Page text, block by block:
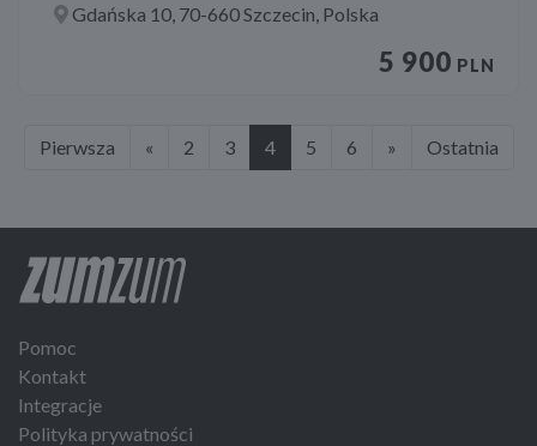
Gdańska 10, 70-660 Szczecin, Polska
5 900 PLN
Pierwsza « 2 3 4 5 6 » Ostatnia
Pomoc
Kontakt
Integracje
Polityka prywatności